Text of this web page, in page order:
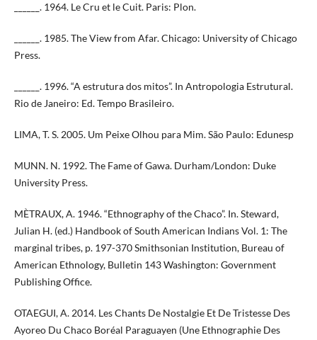
______. 1964. Le Cru et le Cuit. Paris: Plon.
______. 1985. The View from Afar. Chicago: University of Chicago
Press.
______. 1996. “A estrutura dos mitos”. In Antropologia Estrutural.
Rio de Janeiro: Ed. Tempo Brasileiro.
LIMA, T. S. 2005. Um Peixe Olhou para Mim. São Paulo: Edunesp
MUNN. N. 1992. The Fame of Gawa. Durham/London: Duke
University Press.
MÈTRAUX, A. 1946. “Ethnography of the Chaco”. In. Steward,
Julian H. (ed.) Handbook of South American Indians Vol. 1: The
marginal tribes, p. 197-370 Smithsonian Institution, Bureau of
American Ethnology, Bulletin 143 Washington: Government
Publishing Office.
OTAEGUI, A. 2014. Les Chants De Nostalgie Et De Tristesse Des
Ayoreo Du Chaco Boréal Paraguayen (Une Ethnographie Des